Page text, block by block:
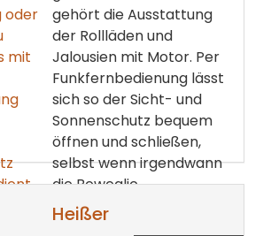
gehört die Ausstattung
der Rollläden und
Jalousien mit Motor. Per
Funkfernbedienung lässt
sich so der Sicht- und
Sonnenschutz bequem
öffnen und schließen,
selbst wenn irgendwann
die Beweglic...
Heißer